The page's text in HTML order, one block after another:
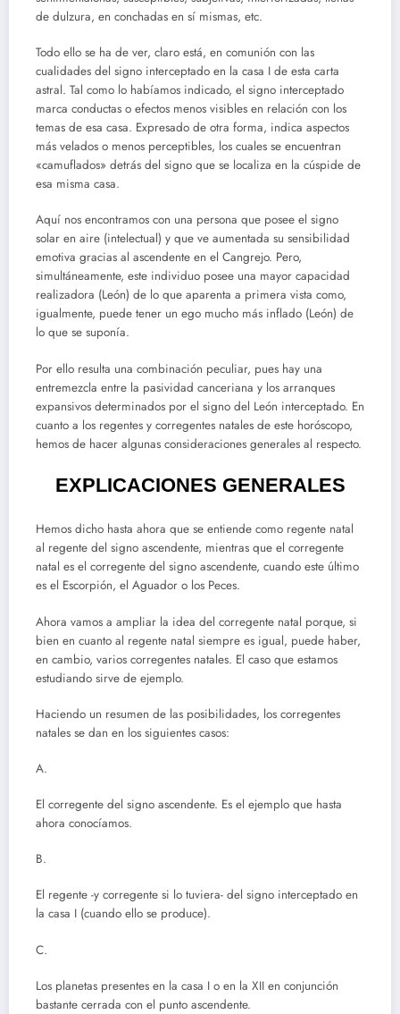
de dulzura, en conchadas en sí mismas, etc.
Todo ello se ha de ver, claro está, en comunión con las
cualidades del signo interceptado en la casa I de esta carta
astral. Tal como lo habíamos indicado, el signo interceptado
marca conductas o efectos menos visibles en relación con los
temas de esa casa. Expresado de otra forma, indica aspectos
más velados o menos perceptibles, los cuales se encuentran
«camuflados» detrás del signo que se localiza en la cúspide de
esa misma casa.
Aquí nos encontramos con una persona que posee el signo
solar en aire (intelectual) y que ve aumentada su sensibilidad
emotiva gracias al ascendente en el Cangrejo. Pero,
simultáneamente, este individuo posee una mayor capacidad
realizadora (León) de lo que aparenta a primera vista como,
igualmente, puede tener un ego mucho más inflado (León) de
lo que se suponía.
Por ello resulta una combinación peculiar, pues hay una
entremezcla entre la pasividad canceriana y los arranques
expansivos determinados por el signo del León interceptado. En
cuanto a los regentes y corregentes natales de este horóscopo,
hemos de hacer algunas consideraciones generales al respecto.
EXPLICACIONES GENERALES
Hemos dicho hasta ahora que se entiende como regente natal
al regente del signo ascendente, mientras que el corregente
natal es el corregente del signo ascendente, cuando este último
es el Escorpión, el Aguador o los Peces.
Ahora vamos a ampliar la idea del corregente natal porque, si
bien en cuanto al regente natal siempre es igual, puede haber,
en cambio, varios corregentes natales. El caso que estamos
estudiando sirve de ejemplo.
Haciendo un resumen de las posibilidades, los corregentes
natales se dan en los siguientes casos:
A.
El corregente del signo ascendente. Es el ejemplo que hasta
ahora conocíamos.
B.
El regente -y corregente si lo tuviera- del signo interceptado en
la casa I (cuando ello se produce).
C.
Los planetas presentes en la casa I o en la XII en conjunción
bastante cerrada con el punto ascendente.